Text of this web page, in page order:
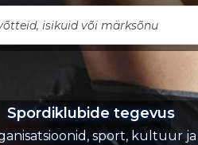
Spordiklubide tegevus
sport, kultuur